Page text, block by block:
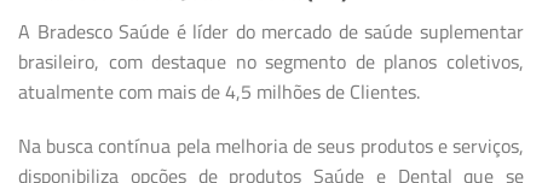
A Bradesco Saúde é líder do mercado de saúde suplementar
brasileiro, com destaque no segmento de planos coletivos,
atualmente com mais de 4,5 milhões de Clientes.
Na busca contínua pela melhoria de seus produtos e serviços,
disponibiliza opções de produtos Saúde e Dental que se